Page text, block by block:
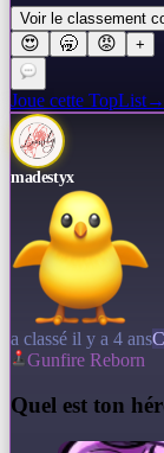
Voir le classement
😍 🥱 😡 +
Joue cette TopList→
madestyx
a classé il y a 4 ans
Gunfire Reborn
Quel est ton